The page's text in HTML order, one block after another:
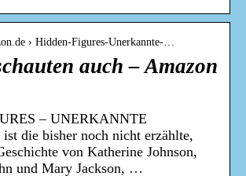
› Hidden-Figures-Unerkannte-…
auch – Amazon
– UNERKANNTE
die bisher noch nicht erzählte,
von Katherine Johnson,
und Mary Jackson, …